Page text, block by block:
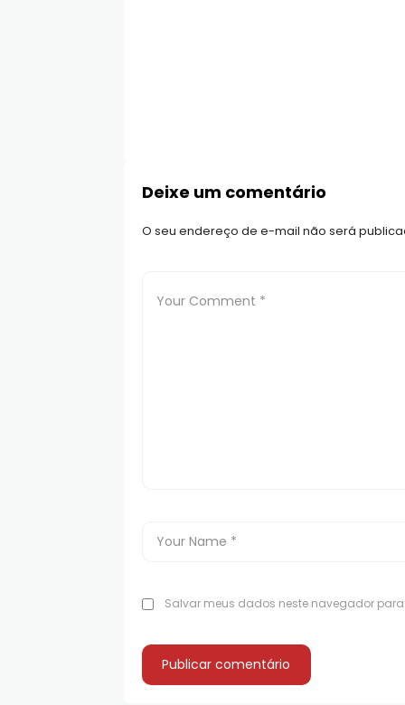
Deixe um comentário
O seu endereço de e-mail não será
Salvar meus dados neste navegador